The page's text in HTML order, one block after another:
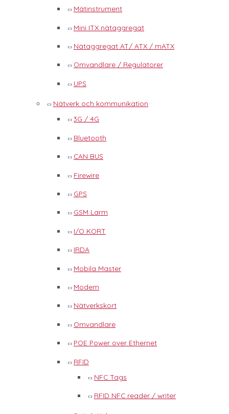
Mätinstrument
Mini ITX nätaggregat
Nätaggregat AT/ ATX / mATX
Omvandlare / Regulatorer
UPS
Nätverk och kommunikation
3G / 4G
Bluetooth
CAN BUS
Firewire
GPS
GSM Larm
I/O KORT
IRDA
Mobila Master
Modem
Nätverkskort
Omvandlare
POE Power over Ethernet
RFID
NFC Tags
RFID NFC reader / writer